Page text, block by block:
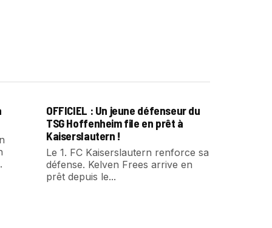
OFFICIEL : Un jeune défenseur du
TSG Hoffenheim file en prêt à
Kaiserslautern !
Le 1. FC Kaiserslautern renforce sa
défense. Kelven Frees arrive en
prêt depuis le...